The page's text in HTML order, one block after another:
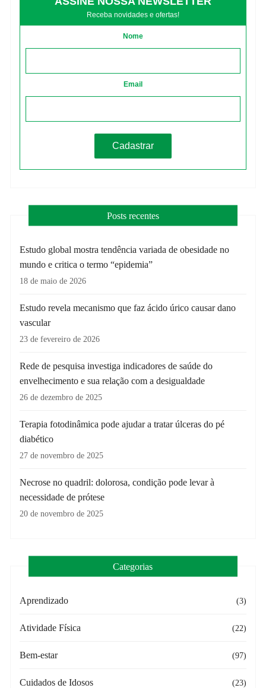
Receba novidades e ofertas!
Nome
Email
Posts recentes
Estudo global mostra tendência variada de obesidade no
mundo e critica o termo “epidemia”
18 de maio de 2026
Estudo revela mecanismo que faz ácido úrico causar dano
vascular
23 de fevereiro de 2026
Rede de pesquisa investiga indicadores de saúde do
envelhecimento e sua relação com a desigualdade
26 de dezembro de 2025
Terapia fotodinâmica pode ajudar a tratar úlceras do pé
diabético
27 de novembro de 2025
Necrose no quadril: dolorosa, condição pode levar à
necessidade de prótese
20 de novembro de 2025
Categorias
Aprendizado (3)
Atividade Física (22)
Bem-estar (97)
Cuidados de Idosos (23)